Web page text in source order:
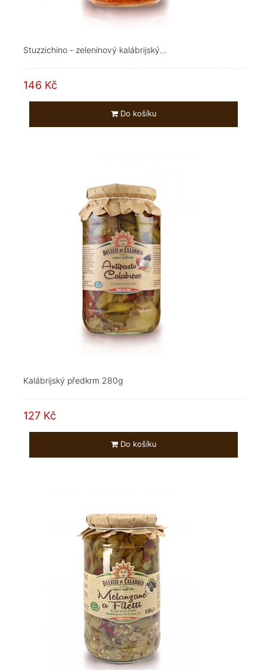
Stuzzichino - zeleninový kalábrijský...
146 Kč
Do košíku
Kalábrijský předkrm 280g
127 Kč
Do košíku